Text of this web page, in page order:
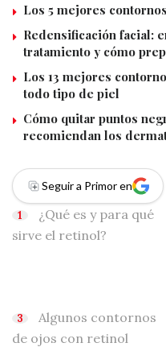
Los 5 mejores
Redensificación facial:
tratamiento y cómo
Los 13 mejores
todo tipo de piel
Cómo quitar puntos
recomiendan los
Seguir a Primor en
¿Qué es y para qué
sirve el retinol?
Algunos contornos
de ojos con retinol